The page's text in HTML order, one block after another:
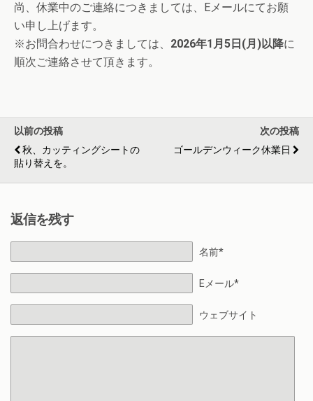
尚、休業中のご連絡につきましては、Eメールにてお願
い申し上げます。
※お問合わせにつきましては、 2026年1月5日(月)以降に
順次ご連絡させて頂きます。
以前の投稿
秋、カッティングシートの
貼り替えを。
次の投稿
ゴールデンウィーク休業日
返信を残す
名前*
Eメール*
ウェブサイト